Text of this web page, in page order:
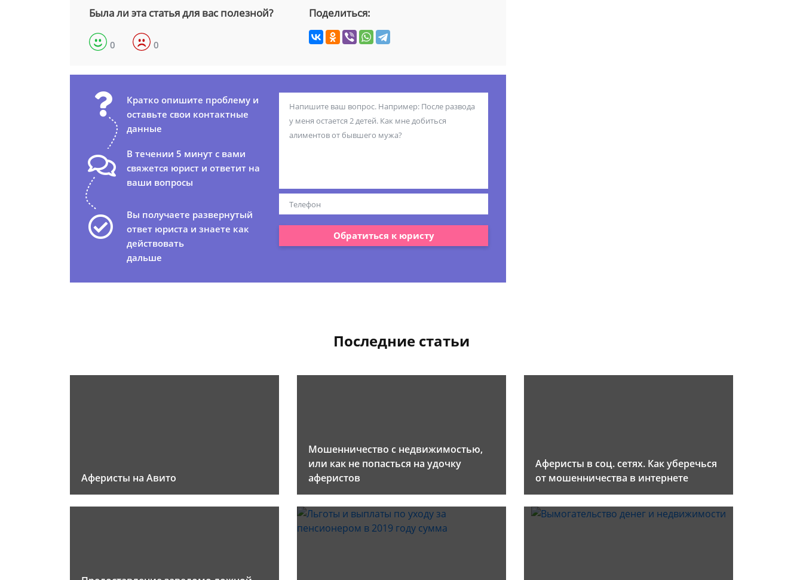
Была ли эта статья для вас полезной?
0 0
Поделиться:
Кратко опишите проблему и
оставьте свои контактные
данные
В течении 5 минут с вами
свяжется юрист и ответит на
ваши вопросы
Вы получаете развернутый
ответ юриста и знаете как
действовать
дальше
Обратиться к юристу
Последние статьи
Аферисты на Авито
Мошенничество с недвижимостью,
или как не попасться на удочку
аферистов
Аферисты в соц. сетях. Как уберечься
от мошенничества в интернете